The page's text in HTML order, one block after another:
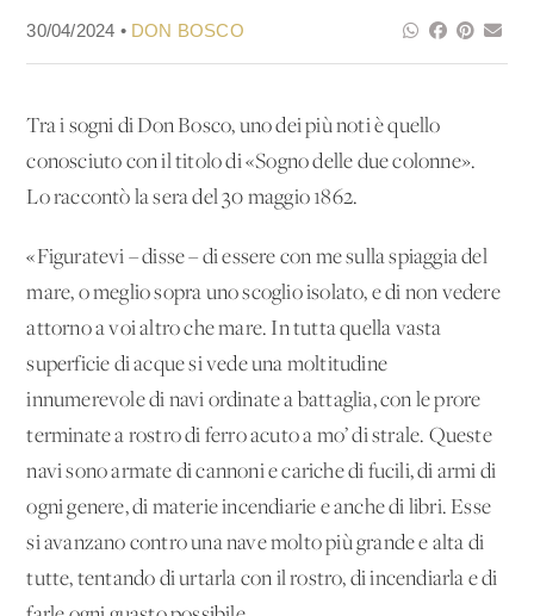
30/04/2024 • DON BOSCO
Tra i sogni di Don Bosco, uno dei più noti è quello
conosciuto con il titolo di «Sogno delle due colonne».
Lo raccontò la sera del 30 maggio 1862.
«Figuratevi – disse – di essere con me sulla spiaggia del
mare, o meglio sopra uno scoglio isolato, e di non vedere
attorno a voi altro che mare. In tutta quella vasta
superficie di acque si vede una moltitudine
innumerevole di navi ordinate a battaglia, con le prore
terminate a rostro di ferro acuto a mo’ di strale. Queste
navi sono armate di cannoni e cariche di fucili, di armi di
ogni genere, di materie incendiarie e anche di libri. Esse
si avanzano contro una nave molto più grande e alta di
tutte, tentando di urtarla con il rostro, di incendiarla e di